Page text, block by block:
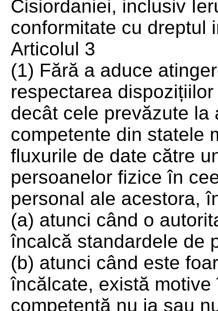
Cisiordaniei, inclusiv
conformitate cu dreptul
Articolul 3
(1) Fără a aduce
respectarea
decât cele prevăzute la
competente din statele
fluxurile de date către
persoanelor fizice în
personal ale acestora,
(a) atunci când o
încalcă standardele de
(b) atunci când este
încălcate, există
competentă nu ia sau